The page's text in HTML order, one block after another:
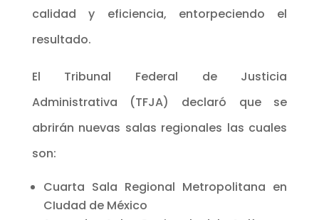
calidad y eficiencia, entorpeciendo el
resultado.
El Tribunal Federal de Justicia
Administrativa (TFJA) declaró que se
abrirán nuevas salas regionales las cuales
son:
Cuarta Sala Regional Metropolitana en
CIudad de México